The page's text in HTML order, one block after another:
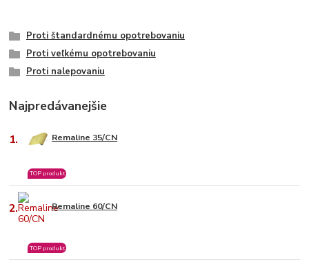
Proti štandardnému opotrebovaniu
Proti veľkému opotrebovaniu
Proti nalepovaniu
Najpredávanejšie
1. Remaline 35/CN
TOP produkt
2. Remaline 60/CN
TOP produkt